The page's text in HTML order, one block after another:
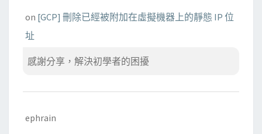
on [GCP] 刪除已經被附加在虛擬機器上的靜態 IP 位
址
感謝分享，解決初學者的困擾
ephrain